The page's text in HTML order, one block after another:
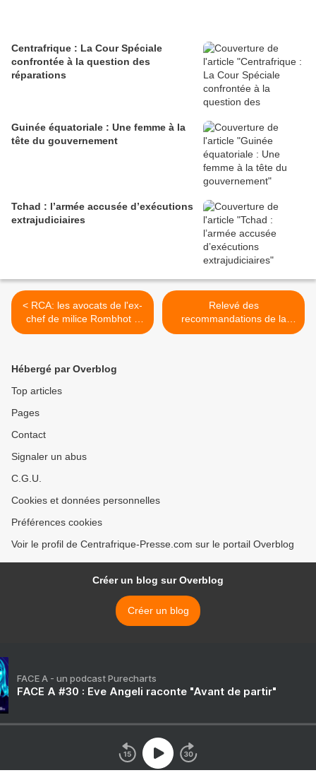
Centrafrique : La Cour Spéciale
confrontée à la question des
réparations
Guinée équatoriale : Une femme à la
tête du gouvernement
Tchad : l’armée accusée d’exécutions
extrajudiciaires
< RCA: les avocats de l'ex-
chef de milice Rombhot à
Bangui
Relevé des
recommandations de la
4ème session du CES de
Hébergé par Overblog
Top articles
Pages
Contact
Signaler un abus
C.G.U.
Cookies et données personnelles
Préférences cookies
Voir le profil de Centrafrique-Presse.com sur le portail Overblog
Créer un blog sur Overblog
Créer un blog
FACE A - un podcast Purecharts
FACE A #30 : Eve Angeli raconte "Avant de partir"